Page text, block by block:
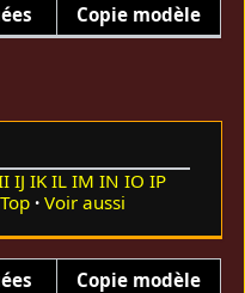
Copie modèle
IJ IK IL IM IN IO IP
Top Voir aussi
Copie modèle